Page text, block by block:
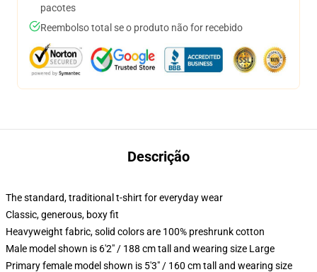
pacotes
Reembolso total se o produto não for recebido
Descrição
The standard, traditional t-shirt for everyday wear
Classic, generous, boxy fit
Heavyweight fabric, solid colors are 100% preshrunk cotton
Male model shown is 6'2" / 188 cm tall and wearing size Large
Primary female model shown is 5'3" / 160 cm tall and wearing size